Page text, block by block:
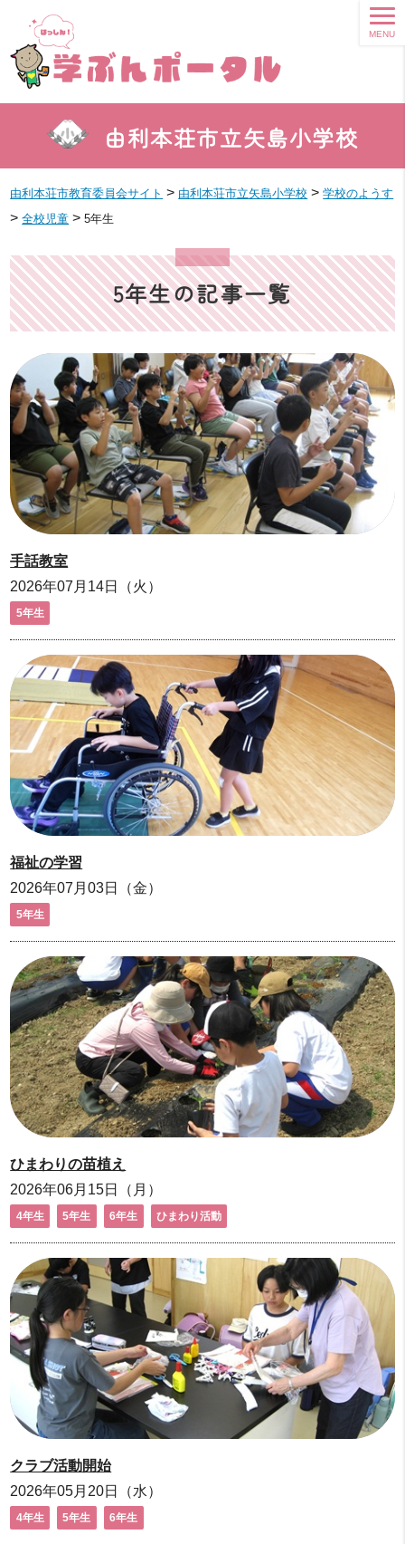
由利本荘市立矢島小学校
MENU
由利本荘市教育委員会サイト > 由利本荘市立矢島小学校 >学校のようす
>全校児童 >5年生
5年生の記事一覧
手話教室
2026年07月14日（火）
5年生
福祉の学習
2026年07月03日（金）
5年生
ひまわりの苗植え
2026年06月15日（月）
4年生 5年生 6年生 ひまわり活動
クラブ活動開始
2026年05月20日（水）
4年生 5年生 6年生